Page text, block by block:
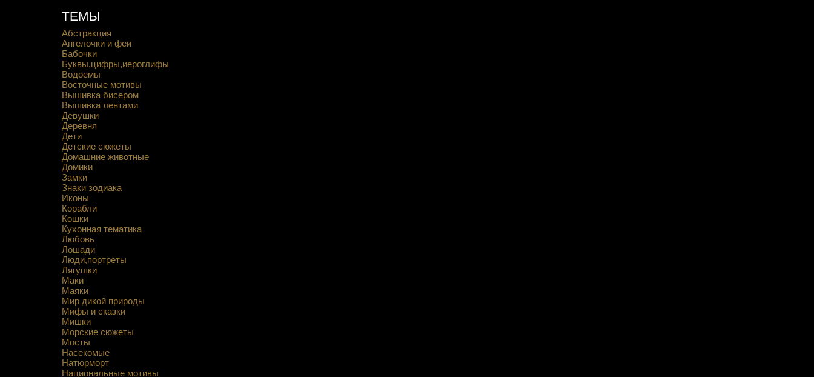
ТЕМЫ
Абстракция
Ангелочки и феи
Бабочки
Буквы,цифры,иероглифы
Водоемы
Восточные мотивы
Вышивка бисером
Вышивка лентами
Девушки
Деревня
Дети
Детские сюжеты
Домашние животные
Домики
Замки
Знаки зодиака
Иконы
Корабли
Кошки
Кухонная тематика
Любовь
Лошади
Люди,портреты
Лягушки
Маки
Маяки
Мир дикой природы
Мифы и сказки
Мишки
Морские сюжеты
Мосты
Насекомые
Натюрморт
Национальные мотивы